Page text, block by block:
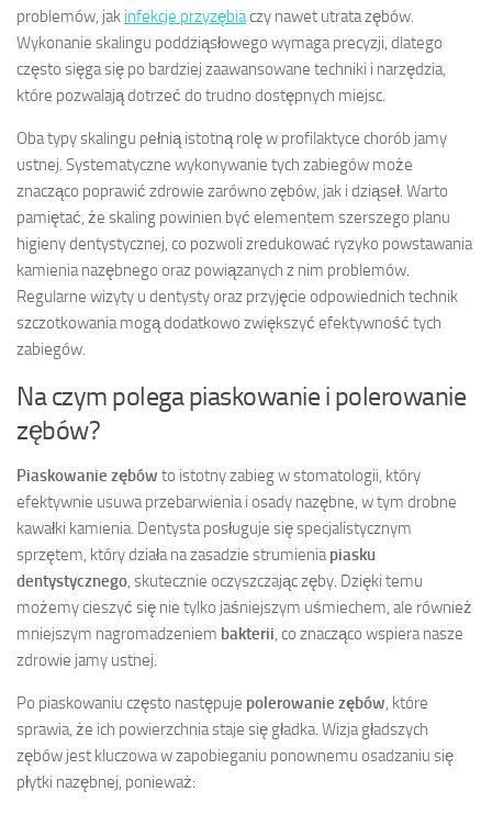
problemów, jak infekcje przyzębiaczy nawet utrata zębów.
Wykonanie skalingu poddziąsłowego wymaga precyzji, dlatego
często sięga się po bardziej zaawansowane techniki i narzędzia,
które pozwalają dotrzeć do trudno dostępnych miejsc.
Oba typy skalingu pełnią istotną rolę w profilaktyce chorób jamy
ustnej. Systematyczne wykonywanie tych zabiegów może
znacząco poprawić zdrowie zarówno zębów, jak i dziąseł. Warto
pamiętać, że skaling powinien być elementem szerszego planu
higieny dentystycznej, co pozwoli zredukować ryzyko powstawania
kamienia nazębnego oraz powiązanych z nim problemów.
Regularne wizyty u dentysty oraz przyjęcie odpowiednich technik
szczotkowania mogą dodatkowo zwiększyć efektywność tych
zabiegów.
Na czym polega piaskowanie i polerowanie
zębów?
Piaskowanie zębów to istotny zabieg w stomatologii, który
efektywnie usuwa przebarwienia i osady nazębne, w tym drobne
kawałki kamienia. Dentysta posługuje się specjalistycznym
sprzętem, który działa na zasadzie strumieniapiasku
dentystycznego, skutecznie oczyszczając zęby. Dzięki temu
możemy cieszyć się nie tylko jaśniejszym uśmiechem, ale również
mniejszym nagromadzeniem bakterii, co znacząco wspiera nasze
zdrowie jamy ustnej.
Po piaskowaniu często następuje polerowanie zębów, które
sprawia, że ich powierzchnia staje się gładka. Wizja gładszych
zębów jest kluczowa w zapobieganiu ponownemu osadzaniu się
płytki nazębnej, ponieważ: